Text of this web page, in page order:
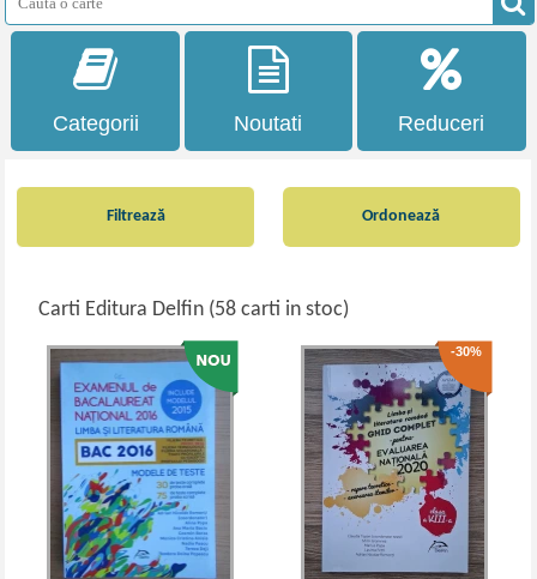
Categorii Noutati Reduceri
Filtrează
Carti Editura Delfin (58 carti in stoc)
Ordonează
-30%